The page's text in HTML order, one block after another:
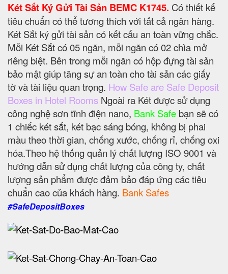
Két Sắt Ký Gửi Tài Sản BEMC K1745. Có thiết kế
tiêu chuẩn có thể tương thích với tất cả ngân hàng.
Két Sắt ký gửi tài sản có kết cấu an toàn vững chắc.
Mỗi Két Sắt có 05 ngăn, mỗi ngăn có 02 chìa mở
riêng biệt. Bên trong mỗi ngăn có hộp đựng tài sản
bảo mật giúp tăng sự an toàn cho tài sản các giấy
tờ và tài liệu quan trọng. How Safe are Safe Deposit
Boxes in Hotel Rooms Ngoài ra Két được sử dụng
công nghệ sơn tĩnh điện nano, Bank Safe bạn sẽ có
1 chiếc két sắt, két bạc sáng bóng, không bị phai
màu theo thời gian, chống xước, chống rỉ, chống oxi
hóa.Theo hệ thống quản lý chất lượng ISO 9001 và
hướng dẫn sử dụng chất lượng của công ty, chất
lượng sản phẩm được đảm bảo đáp ứng các tiêu
chuẩn cao của khách hàng. Bank Safes
#SafeDepositBoxes